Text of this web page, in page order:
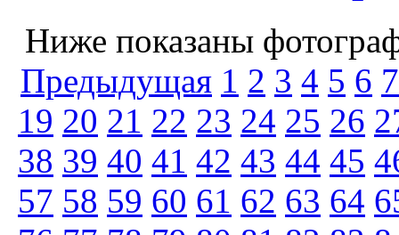
Ниже показаны
Предыдущая 1 2 3 4 5 6 7
19 20 21 22 23 24 25 26
38 39 40 41 42 43 44 45
57 58 59 60 61 62 63 64